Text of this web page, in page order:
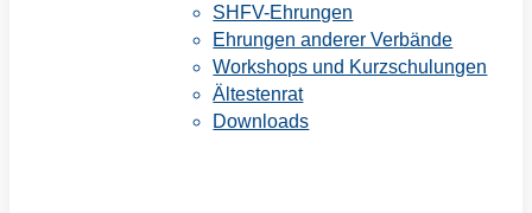
SHFV-Ehrungen
Ehrungen anderer Verbände
Workshops und Kurzschulungen
Ältestenrat
Downloads